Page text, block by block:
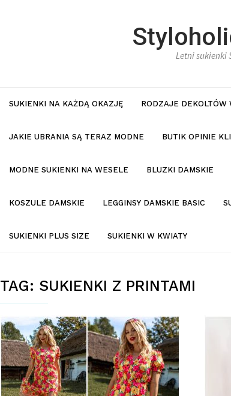
Letni sukienki
SUKIENKI NA KAŻDĄ OKAZJĘ RODZAJE DEKOLTÓW
JAKIE UBRANIA SĄ TERAZ MODNE BUTIK OPINIE
MODNE SUKIENKI NA WESELE BLUZKI DAMSKIE
KOSZULE DAMSKIE LEGGINSY DAMSKIE BASIC
SUKIENKI PLUS SIZE SUKIENKI W KWIATY
TAG: SUKIENKI Z PRINTAMI